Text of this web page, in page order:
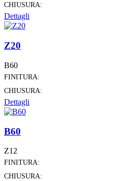
CHIUSURA:
Dettagli
Z20
B60
FINITURA:
CHIUSURA:
Dettagli
B60
Z12
FINITURA:
CHIUSURA: